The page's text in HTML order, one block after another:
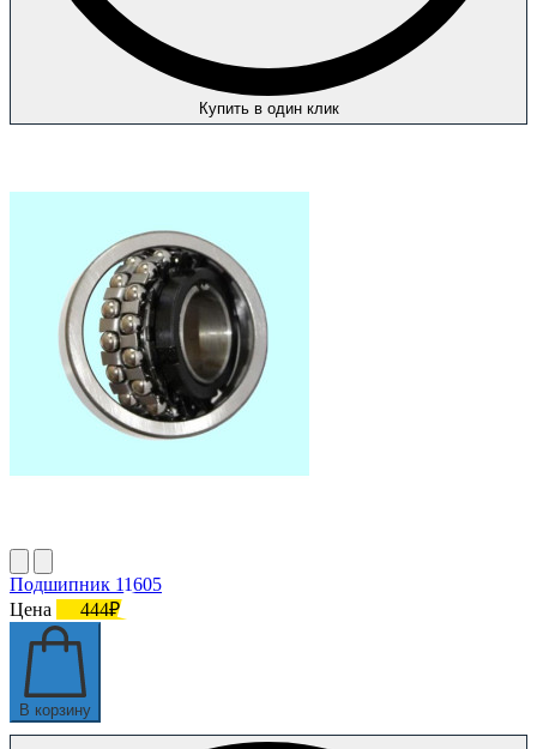
Купить в один клик
Подшипник 11605
Цена
444₽
В корзину